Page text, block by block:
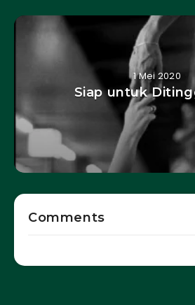
1 Mei 2020
Siap untuk
Comments